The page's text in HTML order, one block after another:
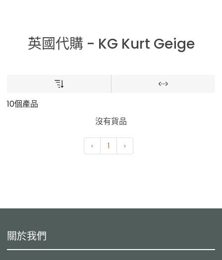
英國代購 - KG Kurt Geige
10個產品
沒有貨品
‹ 1 ›
關於我們